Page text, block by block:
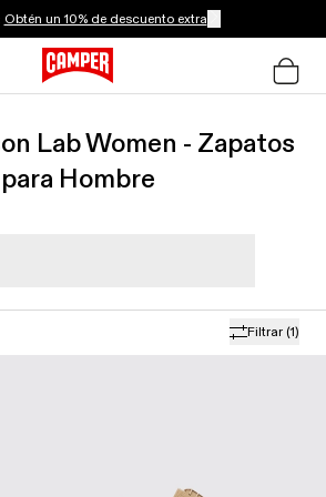
Obtén un 10% de descuento extra
Lab Women - Zapatos
para Hombre
Filtrar (1)